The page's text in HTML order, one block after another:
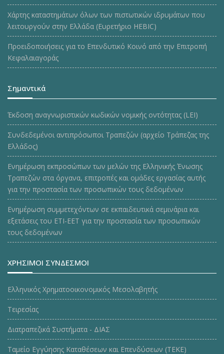
Χάρτης καταστημάτων όλων των πιστωτικών ιδρυμάτων που
λειτουργούν στην Ελλάδα (Ευρετήριο HEBIC)
Προειδοποιήσεις για το Επενδυτικό Κοινό από την Επιτροπή
Κεφαλαιαγοράς
Σημαντικά
Έκδοση αναγνωριστικών κωδικών νομικής οντότητας (LEI)
Συνδεδεμένοι αντιπρόσωποι Τραπεζών (αρχείο Τράπεζας της
Ελλάδος)
Ενημέρωση εκπροσώπων των μελών της Ελληνικής Ένωσης
Τραπεζών στα όργανα, επιτροπές και ομάδες εργασίας αυτής
για την προστασία των προσωπικών τους δεδομένων
Ενημέρωση συμμετεχόντων σε εκπαιδευτικά σεμινάρια και
εξετάσεις του ΕΤΙ-ΕΕΤ για την προστασία των προσωπικών
τους δεδομένων
ΧΡΗΣΙΜΟΙ ΣΥΝΔΕΣΜΟΙ
Ελληνικός Χρηματοοικονομικός Μεσολαβητής
Τειρεσίας
Διατραπεζικά Συστήματα - ΔΙΑΣ
Ταμείο Εγγύησης Καταθέσεων και Επενδύσεων (ΤΕΚE)